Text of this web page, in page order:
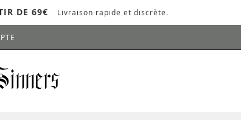
DE 69€ Livraison rapide et discrète.
SUR LA TOUCHE "ENTRER" POUR LANCER LA RECHERCHE